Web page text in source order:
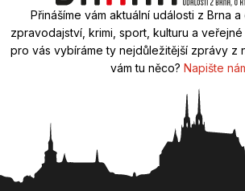
Přinášíme vám aktuální události z Brna
zpravodajství, krimi, sport, kulturu a
pro vás vybíráme ty nejdůležitější zprávy z
vám tu něco? Napište